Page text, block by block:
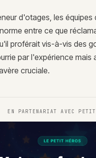
d'otages, les
entre ce que
proférait vis-à-vis des
par l'expérience mais
cruciale.
EN PARTENARIAT AVEC PETIT